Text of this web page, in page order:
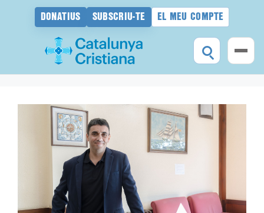
DONATIUS SUBSCRIU-TE EL MEU COMPTE